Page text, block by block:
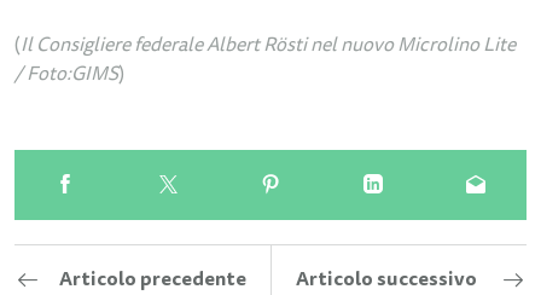
(Il Consigliere federale Albert Rösti nel nuovo Microlino Lite
/ Foto:GIMS)
Articolo precedente Articolo successivo